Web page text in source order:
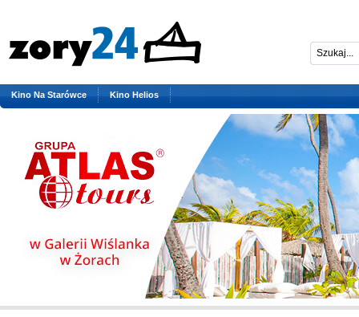
Kino Na Starówce Kino Helios